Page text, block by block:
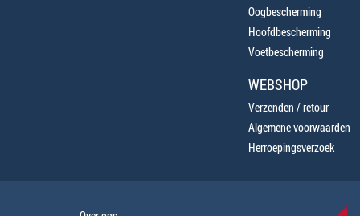
Oogbescherming
Hoofdbescherming
Voetbescherming
WEBSHOP
Verzenden / retour
Algemene voorwaarden
Herroepingsverzoek